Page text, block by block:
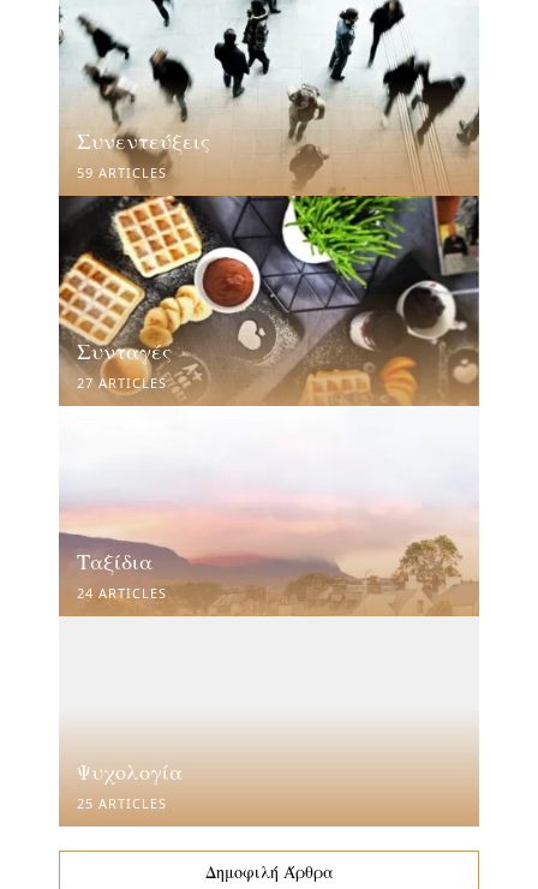
Συνεντεύξεις
59 ARTICLES
Συνταγές
27 ARTICLES
Ταξίδια
24 ARTICLES
Ψυχολογία
25 ARTICLES
Δημοφιλή Άρθρα